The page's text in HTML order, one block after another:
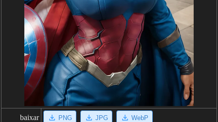
baixar PNG JPG WebP